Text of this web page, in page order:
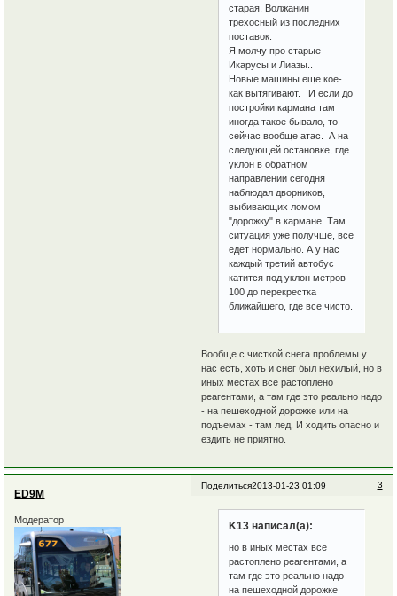
старая, Волжанин
трехосный из последних
поставок.
Я молчу про старые
Икарусы и Лиазы..
Новые машины еще кое-
как вытягивают. И если до
постройки кармана там
иногда такое бывало, то
сейчас вообще атас. А на
следующей остановке, где
уклон в обратном
направлении сегодня
наблюдал дворников,
выбивающих ломом
"дорожку" в кармане. Там
ситуация уже получше, все
едет нормально. А у нас
каждый третий автобус
катится под уклон метров
100 до перекрестка
ближайшего, где все чисто.
Вообще с чисткой снега проблемы у
нас есть, хоть и снег был нехилый, но в
иных местах все растоплено
реагентами, а там где это реально надо
- на пешеходной дорожке или на
подъемах - там лед. И ходить опасно и
ездить не приятно.
Поделиться 3
2013-01-23 01:09
ED9M
Модератор K13 написал(а):
но в иных местах все
растоплено реагентами, а
там где это реально надо -
на пешеходной дорожке